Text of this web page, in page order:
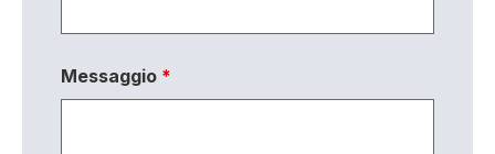
Messaggio *